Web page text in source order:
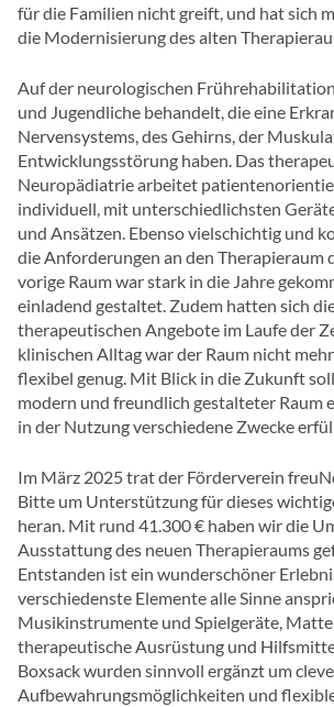
für die Familien nicht greift, und hat sich
die Modernisierung des alten
Auf der neurologischen
und Jugendliche behandelt, die eine
Nervensystems, des Gehirns, der
Entwicklungsstörung haben. Das
Neuropädiatrie arbeitet
individuell, mit unterschiedlichsten
und Ansätzen. Ebenso vielschichtig und
die Anforderungen an den Therapieraum
vorige Raum war stark in die Jahre
einladend gestaltet. Zudem hatten sich
therapeutischen Angebote im Laufe der
klinischen Alltag war der Raum nicht
flexibel genug. Mit Blick in die Zukunft
modern und freundlich gestalteter Raum
in der Nutzung verschiedene Zwecke
Im März 2025 trat der Förderverein
Bitte um Unterstützung für dieses
heran. Mit rund 41.300 € haben wir die
Ausstattung des neuen Therapieraums
Entstanden ist ein wunderschöner
verschiedenste Elemente alle Sinne
Musikinstrumente und Spielgeräte,
therapeutische Ausrüstung und
Boxsack wurden sinnvoll ergänzt um
Aufbewahrungsmöglichkeiten und